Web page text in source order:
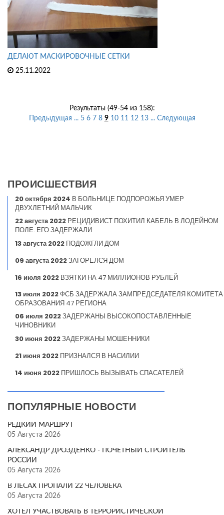
ДЕЛАЮТ МАСКИРОВОЧНЫЕ СЕТКИ
25.11.2022
Результаты (49-54 из 158):
Предыдущая ... 5 6 7 8 9 10 11 12 13 ... Следующая
ПРОИСШЕСТВИЯ
20 октября 2024 В БОЛЬНИЦЕ ПОДПОРОЖЬЯ УМЕР
ДВУХЛЕТНИЙ МАЛЬЧИК
22 августа 2022 РЕЦИДИВИСТ ПОХИТИЛ КАБЕЛЬ В ЛОДЕЙНОМ
ПОЛЕ. ЕГО ЗАДЕРЖАЛИ
13 августа 2022 ПОДОЖГЛИ ДОМ
09 августа 2022ЗАГОРЕЛСЯ ДОМ
16 июля 2022 ВЗЯТКИ НА 47 МИЛЛИОНОВ РУБЛЕЙ
13 июля 2022ФСБ ЗАДЕРЖАЛА ЗАМПРЕДСЕДАТЕЛЯ КОМИТЕТА
ОБРАЗОВАНИЯ 47 РЕГИОНА
06 июля 2022ЗАДЕРЖАНЫ ВЫСОКОПОСТАВЛЕННЫЕ
ЧИНОВНИКИ
30 июня 2022ЗАДЕРЖАНЫ МОШЕННИКИ
21 июня 2022 ПРИЗНАЛСЯ В НАСИЛИИ
14 июня 2022 ПРИШЛОСЬ ВЫЗЫВАТЬ СПАСАТЕЛЕЙ
ПОПУЛЯРНЫЕ НОВОСТИ
РЕДКИЙ МАРШРУТ
05 Августа 2026
АЛЕКСАНДР ДРОЗДЕНКО - ПОЧЁТНЫЙ СТРОИТЕЛЬ
РОССИИ
05 Августа 2026
В ЛЕСАХ ПРОПАЛИ 22 ЧЕЛОВЕКА
05 Августа 2026
ХОТЕЛ УЧАСТВОВАТЬ В ТЕРРОРИСТИЧЕСКОЙ